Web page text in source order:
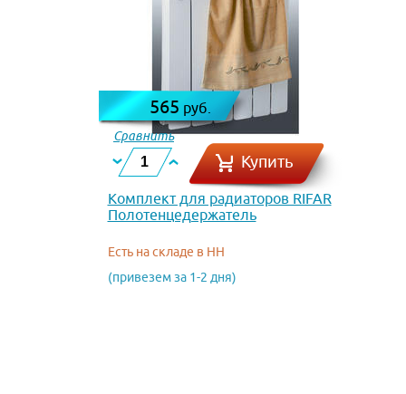
565 руб.
Сравнить
Купить
Комплект для радиаторов RIFAR
Полотенцедержатель
Есть на складе в НН
(привезем за 1-2 дня)